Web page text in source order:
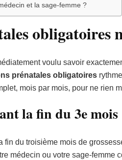
et la sage-femme ?
obligatoires
voulu savoir
prénatales obligatoires
mois par mois, pour ne rien
la fin du 3e mois
fin du troisième mois de
médecin ou votre sage-